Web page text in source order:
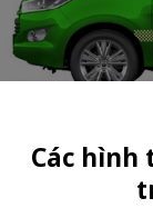
Các hình